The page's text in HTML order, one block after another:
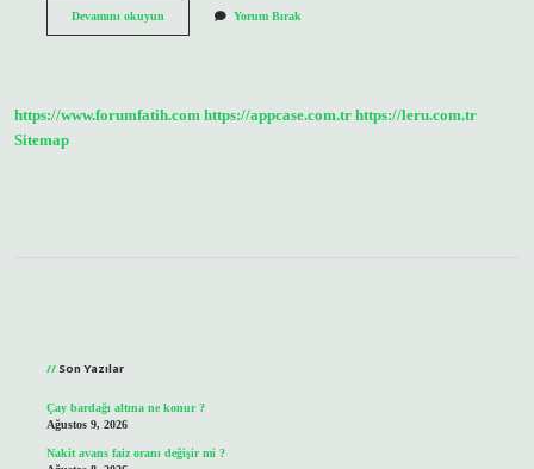
Devamını okuyunFack
Yorum Bırak
https://www.forumfatih.com https://appcase.com.tr https://leru.com.tr
Sitemap
Son Yazılar
Çay bardağı altına ne konur ?
Ağustos 9, 2026
Nakit avans faiz oranı değişir mi ?